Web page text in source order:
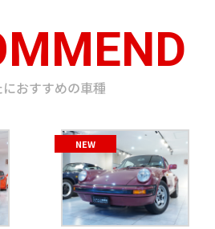
おすすめの車種
NEW